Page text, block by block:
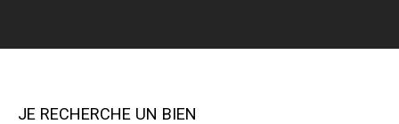
JE RECHERCHE UN BIEN